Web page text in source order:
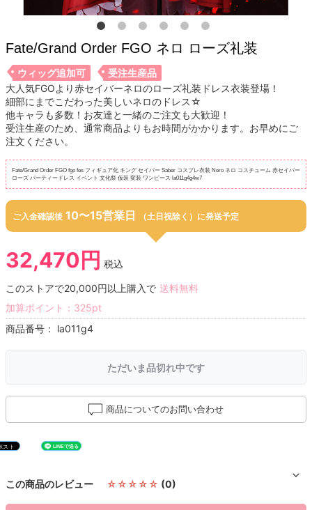
Fate/Grand Order FGO ネロ ローズ礼装
ウィッグ追加可
受注生産品
大人気FGOより赤セイバーネロのローズ礼装ドレス衣装登場！
細部にまでこだわった美しいネロのドレス☆
他キャラも多数！お友達と一緒のご注文も大歓迎！
受注生産のため、通常商品よりもお時間がかかります。お早めにご
注文ください。
Fate/Grand Order FGO fgo fes フィギュア化 キング セイバー Saber コスプレ衣装 Nero ネロ コスチューム 赤セイバー
ローズ パーティードレス イベント 文化祭 仮装 変装 ワンピース la011g4g4w7
ご入金確認後 10〜15営業日 （土日祝除く）に発送予定
32,470円 税込
このストアで20,000円以上購入で 送料無料
加算ポイント： 325pt
商品番号： la011g4
ただいま品切れ中です
商品についてのお問い合わせ
この商品のレビュー ☆☆☆☆☆ (0)